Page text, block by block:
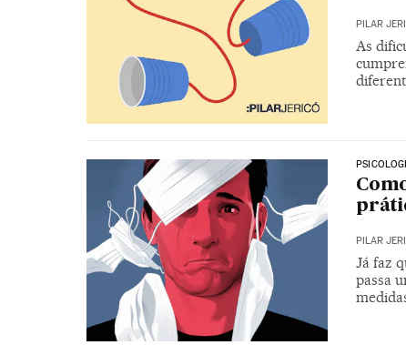
PILAR
As
PILAR
Já faz
passa